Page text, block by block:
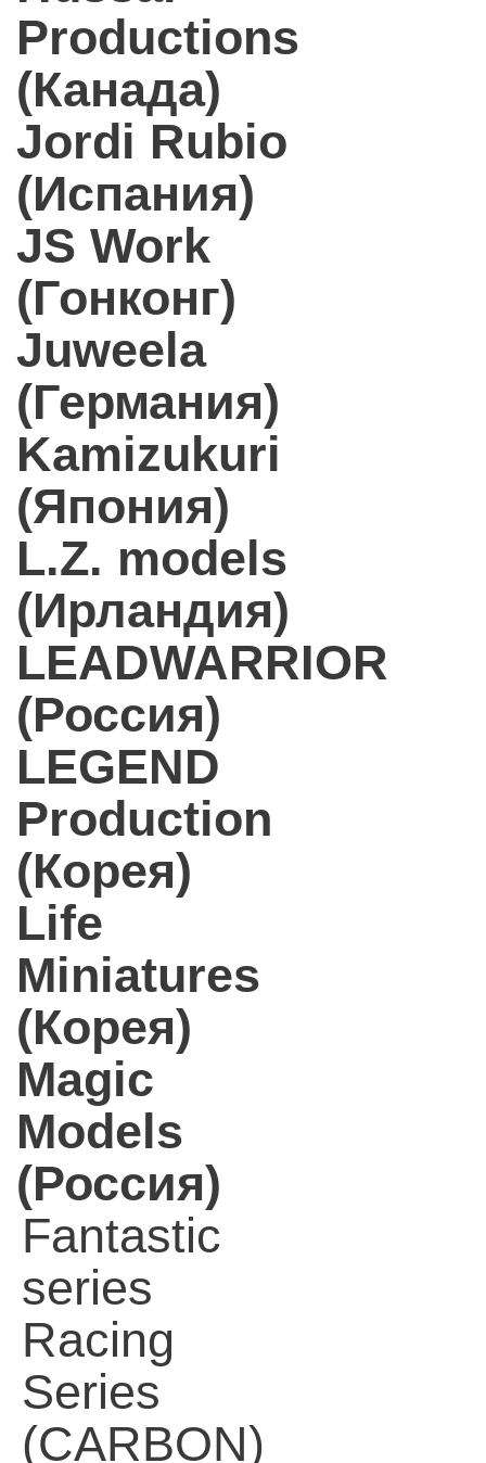
Productions
(Канада)
Jordi Rubio
(Испания)
JS Work
(Гонконг)
Juweela
(Германия)
Kamizukuri
(Япония)
L.Z. models
(Ирландия)
LEADWARRIOR
(Россия)
LEGEND
Production
(Корея)
Life
Miniatures
(Корея)
Magic
Models
(Россия)
Fantastic
series
Racing
Series
(CARBON)